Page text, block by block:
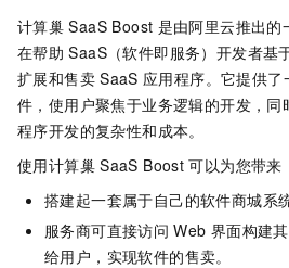
计算巢 SaaS Boost 是由阿里云推出的
在帮助 SaaS（软件即服务）开发者基
扩展和售卖 SaaS 应用程序。它提供
件，使用户聚焦于业务逻辑的开发，同
程序开发的复杂性和成本。
使用计算巢 SaaS Boost 可以为您带来
搭建起一套属于自己的软件商城系
服务商可直接访问 Web 界面构建
给用户，实现软件的售卖。